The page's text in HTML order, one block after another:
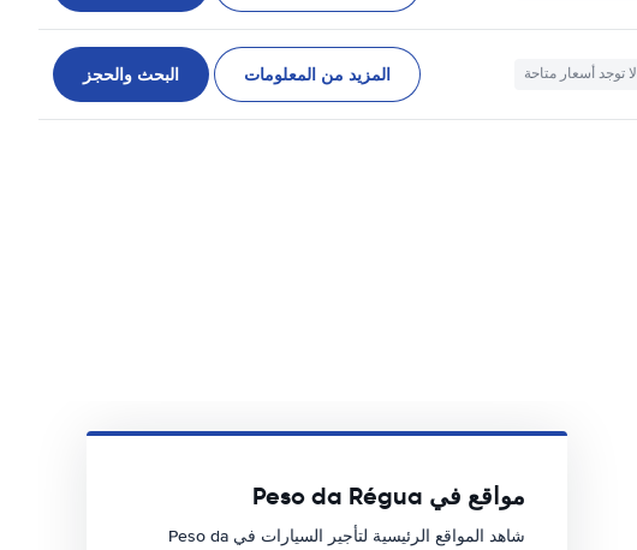
لا توجد أسعار متاحة المزيد من المعلومات البحث والحجز
مواقع في Peso da Régua
شاهد المواقع الرئيسية لتأجير السيارات في Peso da